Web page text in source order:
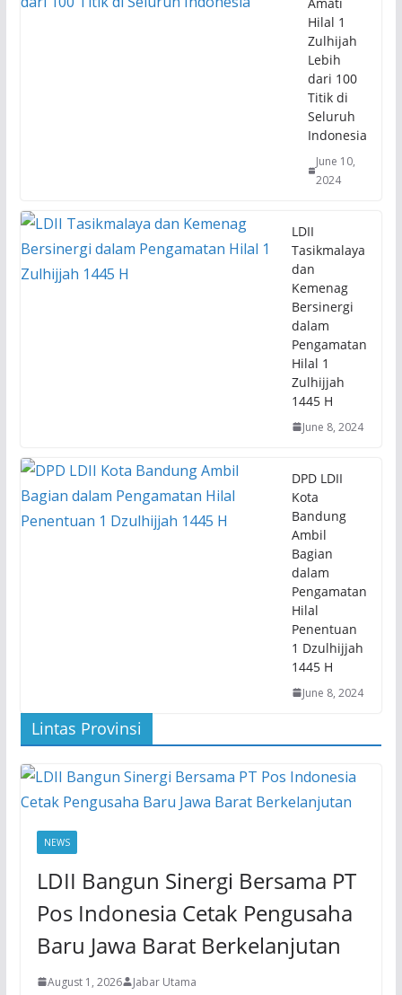
Hilal 1
Zulhijah
Lebih
dari 100
Titik di
Seluruh
Indonesia
June 10,
2024
LDII
Tasikmalaya
dan
Kemenag
Bersinergi
dalam
Pengamatan
Hilal 1
Zulhijjah
1445 H
June 8, 2024
DPD LDII
Kota
Bandung
Ambil
Bagian
dalam
Pengamatan
Hilal
Penentuan
1 Dzulhijjah
1445 H
June 8, 2024
Lintas Provinsi
NEWS
LDII Bangun Sinergi Bersama PT
Pos Indonesia Cetak Pengusaha
Baru Jawa Barat Berkelanjutan
August 1, 2026 Jabar Utama